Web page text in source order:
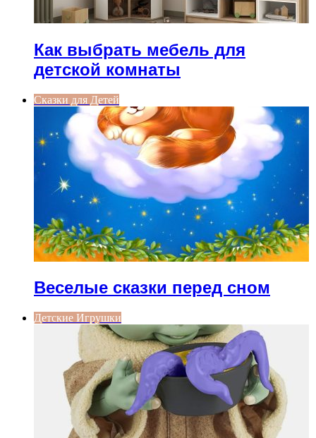
Как выбрать мебель для
детской комнаты
Сказки для Детей
Веселые сказки перед сном
Детские Игрушки